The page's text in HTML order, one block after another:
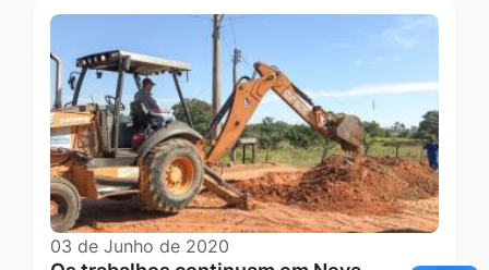
03 de Junho de 2020